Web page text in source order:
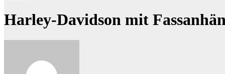
Harley-Davidson mit